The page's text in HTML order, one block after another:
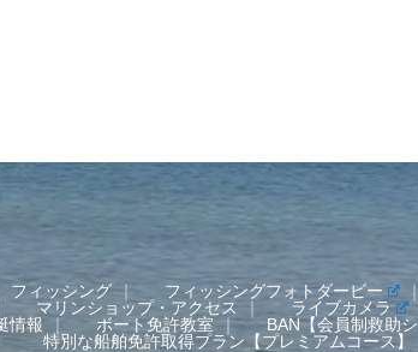
フィッシング フィッシングフォトダービー
マリンショップ・アクセス ライブカメラ
情報 ボート免許教室 BAN【会員制救助
特別な船舶免許取得プラン【プレミアムコース】